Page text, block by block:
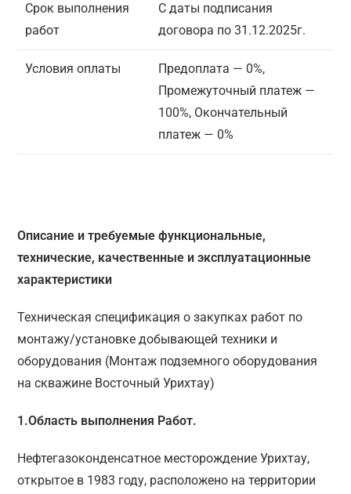
Срок выполнения
работ
С даты подписания
договора по 31.12.2025г.
Условия оплаты
Предоплата — 0%,
Промежуточный платеж —
100%, Окончательный
платеж — 0%
Описание и требуемые функциональные,
технические, качественные и эксплуатационные
характеристики
Техническая спецификация о закупках работ по
монтажу/установке добывающей техники и
оборудования (Монтаж подземного оборудования
на скважине Восточный Урихтау)
1.Область выполнения Работ.
Нефтегазоконденсатное месторождение Урихтау,
открытое в 1983 году, расположено на территории